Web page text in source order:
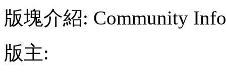
版塊介紹: Community
版主: